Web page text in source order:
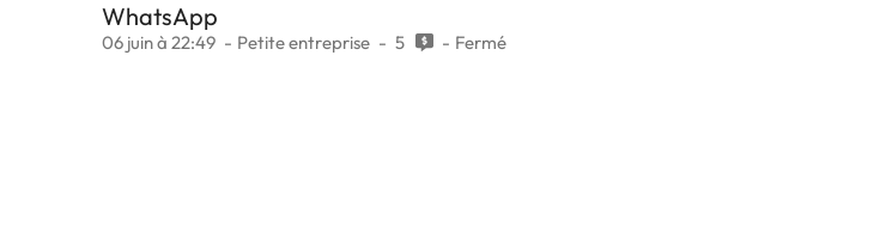
WhatsApp
06 juin à 22:49 Petite entreprise 5 Fermé